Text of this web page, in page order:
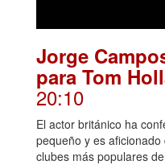
Jorge
para Tom
20:10
El actor británico ha
pequeño y es
clubes más populares